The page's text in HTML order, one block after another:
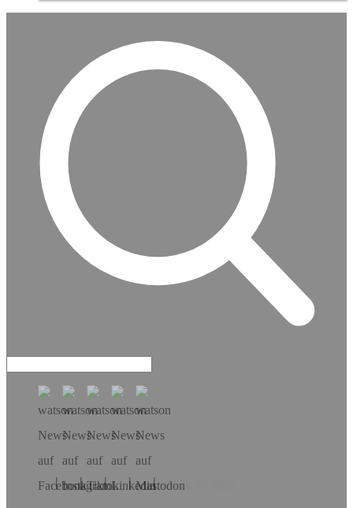
Hol dir die App!